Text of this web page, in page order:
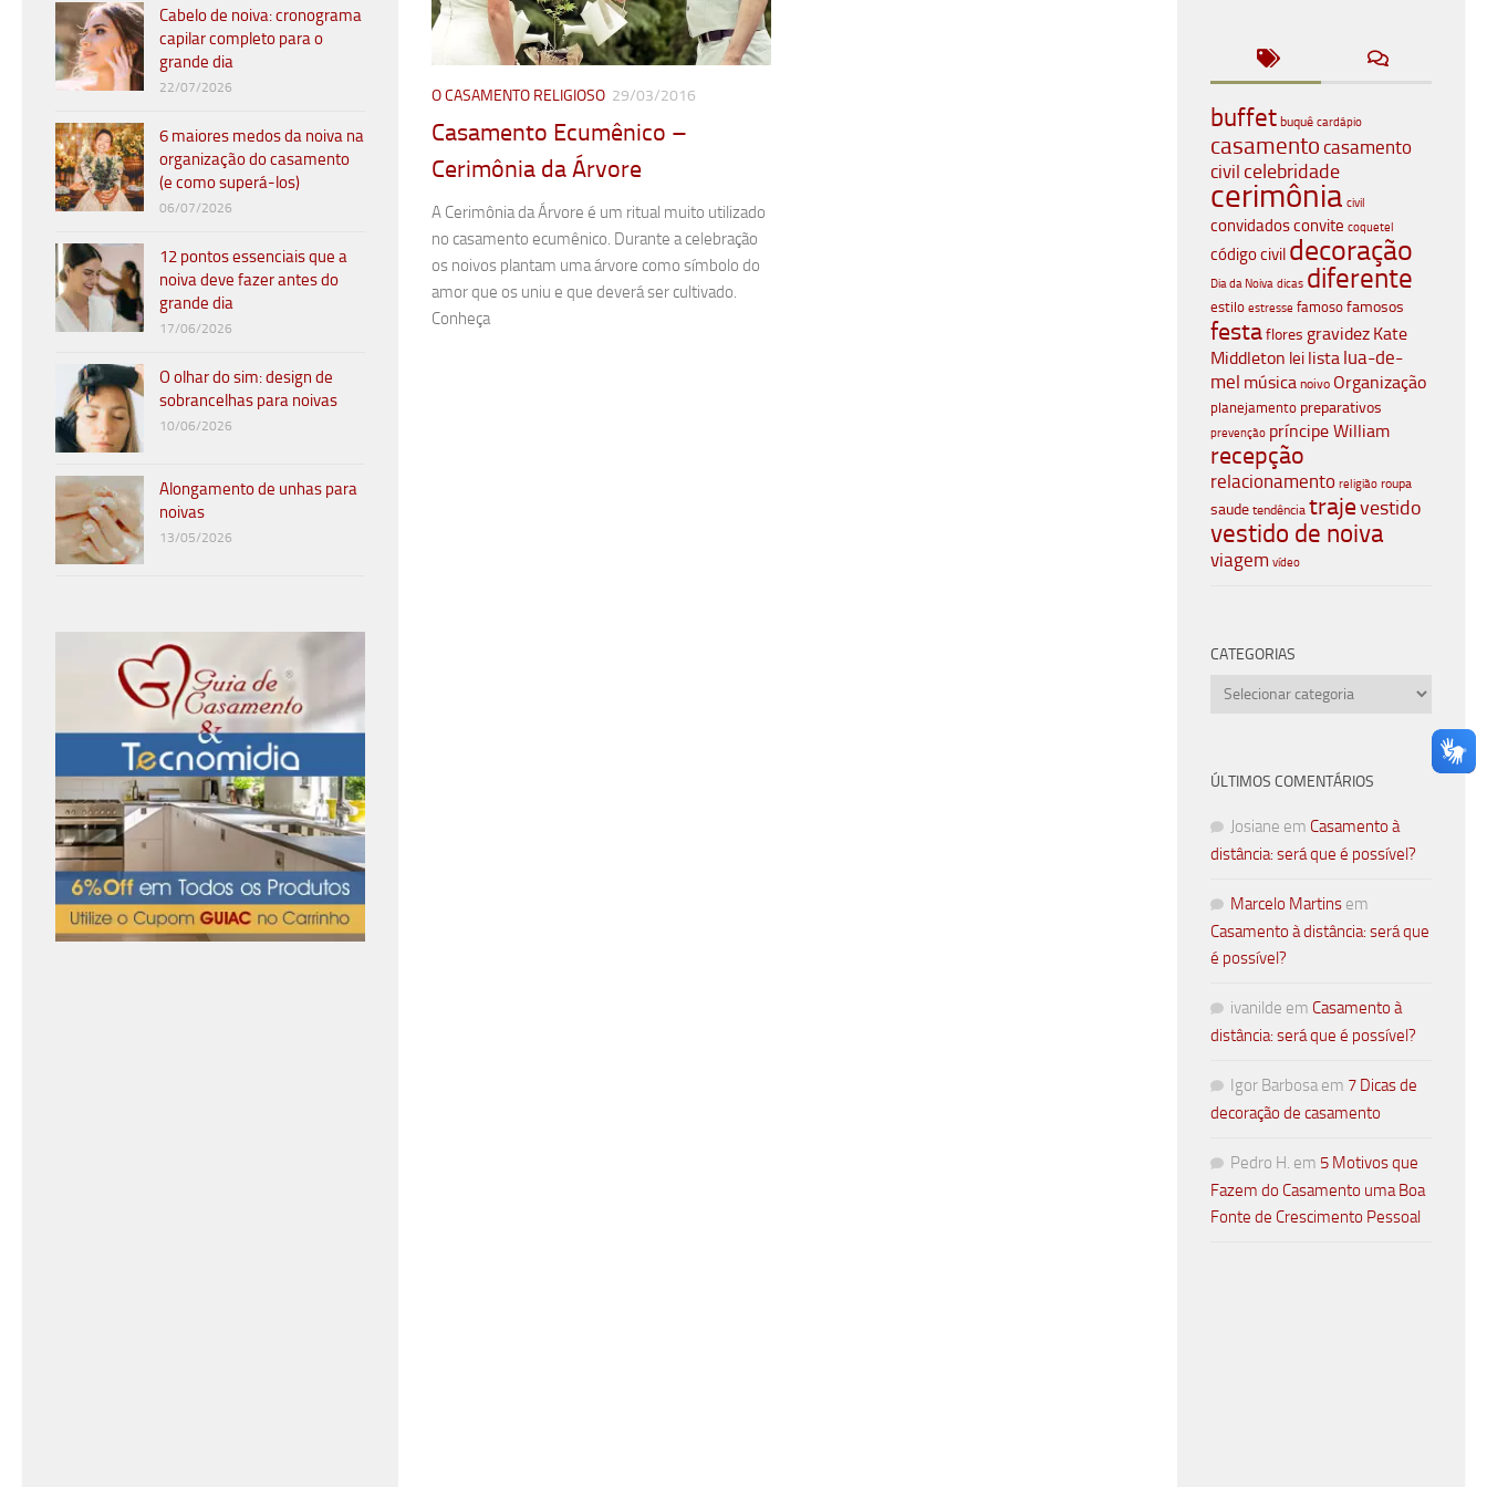
O CASAMENTO RELIGIOSO 29/03/2016
Casamento Ecumênico –
Cerimônia da Árvore
A Cerimônia da Árvore é um ritual muito utilizado
no casamento ecumênico. Durante a celebração
os noivos plantam uma árvore como símbolo do
amor que os uniu e que deverá ser cultivado.
Conheça
Cabelo de noiva: cronograma
capilar completo para o
grande dia
22/07/2026
6 maiores medos da noiva na
organização do casamento
(e como superá-los)
06/07/2026
12 pontos essenciais que a
noiva deve fazer antes do
grande dia
17/06/2026
O olhar do sim: design de
sobrancelhas para noivas
10/06/2026
Alongamento de unhas para
noivas
13/05/2026
buffet buquê cardápio
casamento casamento
civil celebridade
cerimônia civil
convidadosconvite coquetel
código civil decoração
Dia da Noiva dicas diferente
estilo estresse famoso famosos
festaflores gravidez Kate
Middleton lei lista lua-de-
mel música noivo Organização
planejamento preparativos
prevenção príncipe William
recepção
relacionamento religião roupa
saude tendência trajevestido
vestido de noiva
viagem vídeo
CATEGORIAS
Categorias
ÚLTIMOS COMENTÁRIOS
Josiane em Casamento à
distância: será que é possível?
Marcelo Martins em
Casamento à distância: será que
é possível?
ivanilde em Casamento à
distância: será que é possível?
Igor Barbosa em 7 Dicas de
decoração de casamento
Pedro H. em 5 Motivos que
Fazem do Casamento uma Boa
Fonte de Crescimento Pessoal